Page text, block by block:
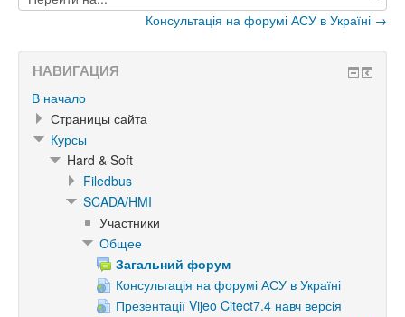
на...
Консультація на форумі АСУ в Україні →
НАВИГАЦИЯ
В начало
Страницы сайта
Курсы
Hard & Soft
Filedbus
SCADA/HMI
Участники
Общее
Загальний форум
Консультація на форумі АСУ в Україні
Презентації Vijeo Citect7.4 навч версія